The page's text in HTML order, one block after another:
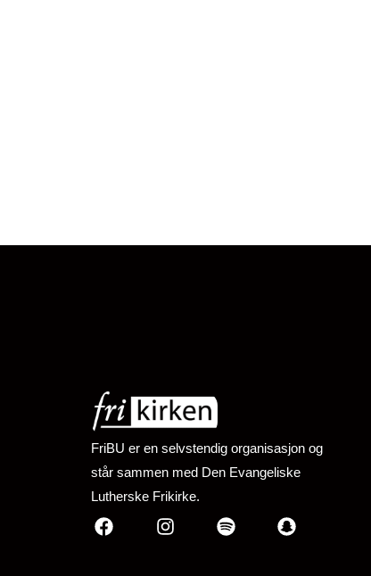
FriBU er en selvstendig organisasjon og
står sammen med Den Evangeliske
Lutherske Frikirke.
FacebookInstagramSpotifySnapchat